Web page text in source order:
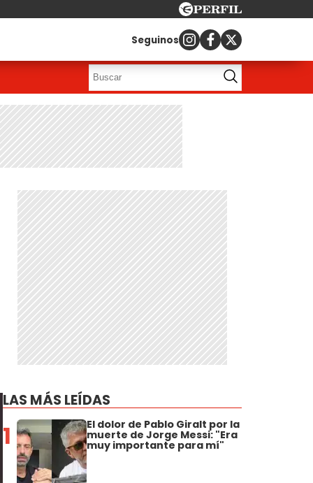
Seguinos
LAS MÁS LEÍDAS
1 El dolor de Pablo Giralt por la
muerte de Jorge Messi: "Era
muy importante para mí"